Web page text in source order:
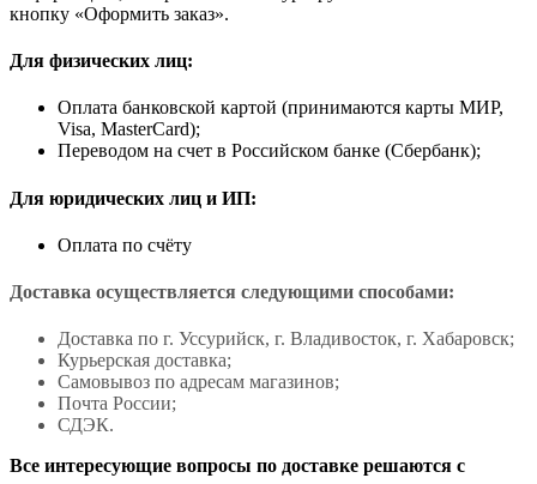
кнопку «Оформить заказ».
Для физических лиц:
Оплата банковской картой (принимаются карты МИР,
Visa, MasterCard);
Переводом на счет в Российском банке (Сбербанк);
Для юридических лиц и ИП:
Оплата по счёту
Доставка осуществляется следующими способами:
Доставка по г. Уссурийск, г. Владивосток, г. Хабаровск;
Курьерская доставка;
Самовывоз по адресам магазинов;
Почта России;
СДЭК.
Все интересующие вопросы по доставке решаются с